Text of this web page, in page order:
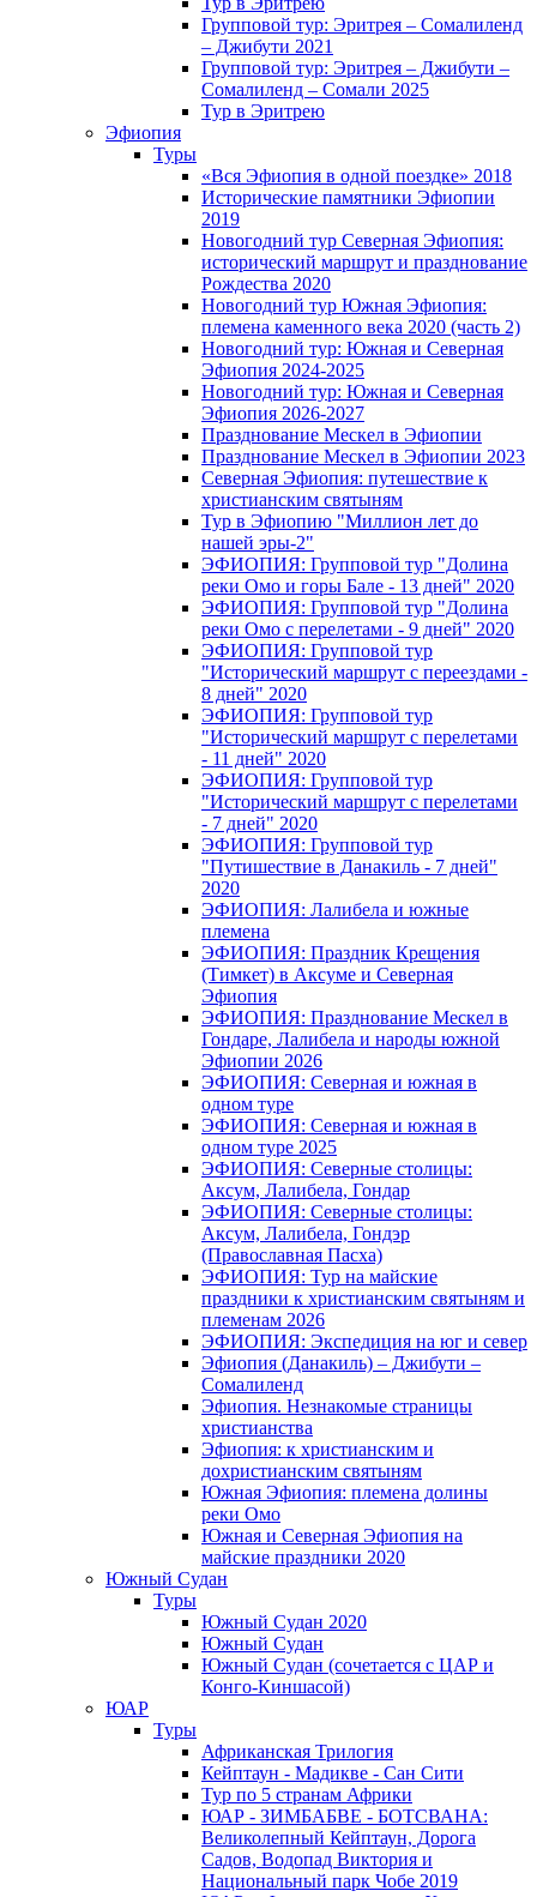
Групповой тур: Эритрея – Cомалиленд
– Джибути 2021
Групповой тур: Эритрея – Джибути –
Сомалиленд – Сомали 2025
Тур в Эритрею
Эфиопия
Туры
«Вся Эфиопия в одной поездке» 2018
Исторические памятники Эфиопии
2019
Новогодний тур Северная Эфиопия:
исторический маршрут и празднование
Рождества 2020
Новогодний тур Южная Эфиопия:
племена каменного века 2020 (часть 2)
Новогодний тур: Южная и Северная
Эфиопия 2024-2025
Новогодний тур: Южная и Северная
Эфиопия 2026-2027
Празднование Мескел в Эфиопии
Празднование Мескел в Эфиопии 2023
Северная Эфиопия: путешествие к
христианским святыням
Тур в Эфиопию "Миллион лет до
нашей эры-2"
ЭФИОПИЯ: Групповой тур "Долина
реки Омо и горы Бале - 13 дней" 2020
ЭФИОПИЯ: Групповой тур "Долина
реки Омо с перелетами - 9 дней" 2020
ЭФИОПИЯ: Групповой тур
"Исторический маршрут с переездами -
8 дней" 2020
ЭФИОПИЯ: Групповой тур
"Исторический маршрут с перелетами
- 11 дней" 2020
ЭФИОПИЯ: Групповой тур
"Исторический маршрут с перелетами
- 7 дней" 2020
ЭФИОПИЯ: Групповой тур
"Путишествие в Данакиль - 7 дней"
2020
ЭФИОПИЯ: Лалибела и южные
племена
ЭФИОПИЯ: Праздник Крещения
(Тимкет) в Аксуме и Северная
Эфиопия
ЭФИОПИЯ: Празднование Мескел в
Гондаре, Лалибела и народы южной
Эфиопии 2026
ЭФИОПИЯ: Северная и южная в
одном туре
ЭФИОПИЯ: Северная и южная в
одном туре 2025
ЭФИОПИЯ: Северные столицы:
Аксум, Лалибела, Гондар
ЭФИОПИЯ: Северные столицы:
Аксум, Лалибела, Гондэр
(Православная Пасха)
ЭФИОПИЯ: Тур на майские
праздники к христианским святыням и
племенам 2026
ЭФИОПИЯ: Экспедиция на юг и север
Эфиопия (Данакиль) – Джибути –
Cомалиленд
Эфиопия. Незнакомые страницы
христианства
Эфиопия: к христианским и
дохристианским святыням
Южная Эфиопия: племена долины
реки Омо
Южная и Северная Эфиопия на
майские праздники 2020
Южный Судан
Туры
Южный Cудан 2020
Южный Cудан
Южный Судан (сочетается с ЦАР и
Конго-Киншасой)
ЮАР
Туры
Африканская Трилогия
Кейптаун - Мадикве - Сан Сити
Тур по 5 странам Африки
ЮАР - ЗИМБАБВЕ - БОТСВАНА:
Великолепный Кейптаун, Дорога
Садов, Водопад Виктория и
Национальный парк Чобе 2019